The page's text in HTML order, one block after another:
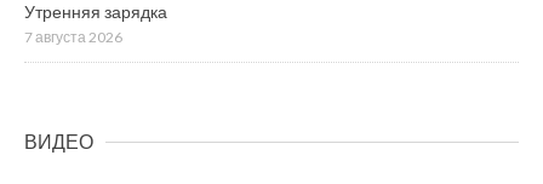
Утренняя зарядка
7 августа 2026
ВИДЕО